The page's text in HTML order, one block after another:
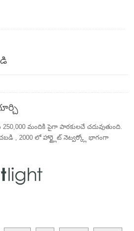
250,000 మందికి పైగా పాఠకులచే చదువుతుంది.
, 2000 లో హార్ట్లైట్ నెట్వర్క్లో భాగంగా